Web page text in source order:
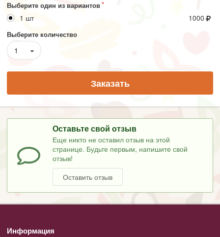
Выберите один из вариантов
1 шт 1000
Выберите количество
1
Заказать
Оставьте свой отзыв
Еще никто не оставил отзыв на этой
странице. Будьте первым, напишите свой
отзыв!
Оставить отзыв
Информация